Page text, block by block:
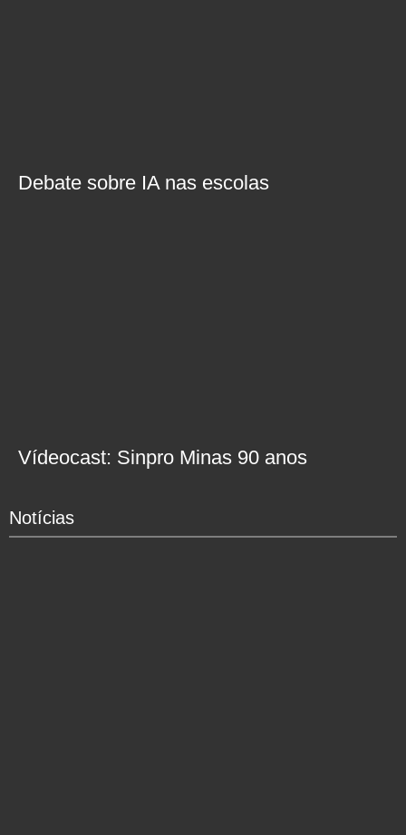
Debate sobre IA nas escolas
Vídeocast: Sinpro Minas 90 anos
Notícias